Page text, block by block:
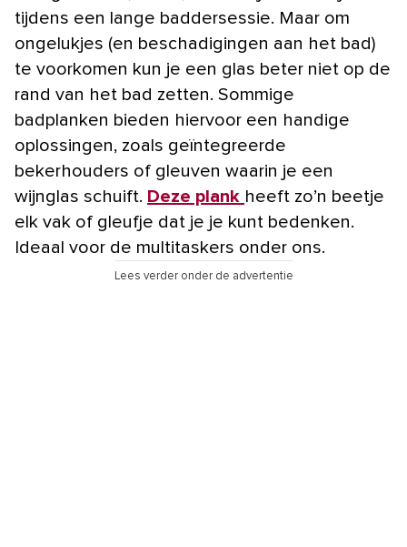
tijdens een lange baddersessie. Maar om
ongelukjes (en beschadigingen aan het bad)
te voorkomen kun je een glas beter niet op de
rand van het bad zetten. Sommige
badplanken bieden hiervoor een handige
oplossingen, zoals geïntegreerde
bekerhouders of gleuven waarin je een
wijnglas schuift. Deze plank heeft zo’n beetje
elk vak of gleufje dat je je kunt bedenken.
Ideaal voor de multitaskers onder ons.
Lees verder onder de advertentie